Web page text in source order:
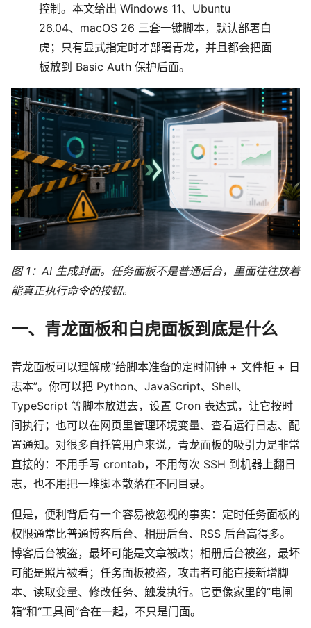
控制。本文给出 Windows 11、Ubuntu
26.04、macOS 26 三套一键脚本，默认部署白
虎；只有显式指定时才部署青龙，并且都会把面
板放到 Basic Auth 保护后面。
图 1：AI 生成封面。任务面板不是普通后台，里面往往放着
能真正执行命令的按钮。
一、青龙面板和白虎面板到底是什么
青龙面板可以理解成“给脚本准备的定时闹钟 + 文件柜 + 日
志本”。你可以把 Python、JavaScript、Shell、
TypeScript 等脚本放进去，设置 Cron 表达式，让它按时
间执行；也可以在网页里管理环境变量、查看运行日志、配
置通知。对很多自托管用户来说，青龙面板的吸引力是非常
直接的：不用手写 crontab，不用每次 SSH 到机器上翻日
志，也不用把一堆脚本散落在不同目录。
但是，便利背后有一个容易被忽视的事实：定时任务面板的
权限通常比普通博客后台、相册后台、RSS 后台高得多。
博客后台被盗，最坏可能是文章被改；相册后台被盗，最坏
可能是照片被看；任务面板被盗，攻击者可能直接新增脚
本、读取变量、修改任务、触发执行。它更像家里的“电闸
箱”和“工具间”合在一起，不只是门面。